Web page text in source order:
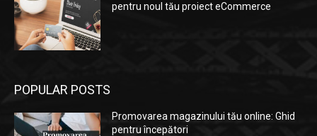
pentru noul tău proiect eCommerce
POPULAR POSTS
Promovarea magazinului tău online: Ghid
pentru începători